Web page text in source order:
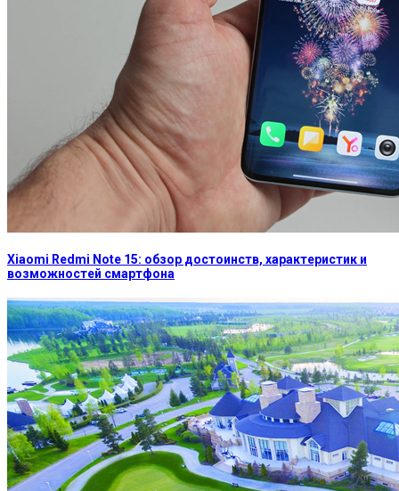
Xiaomi Redmi Note 15: обзор достоинств, характеристик и
возможностей смартфона